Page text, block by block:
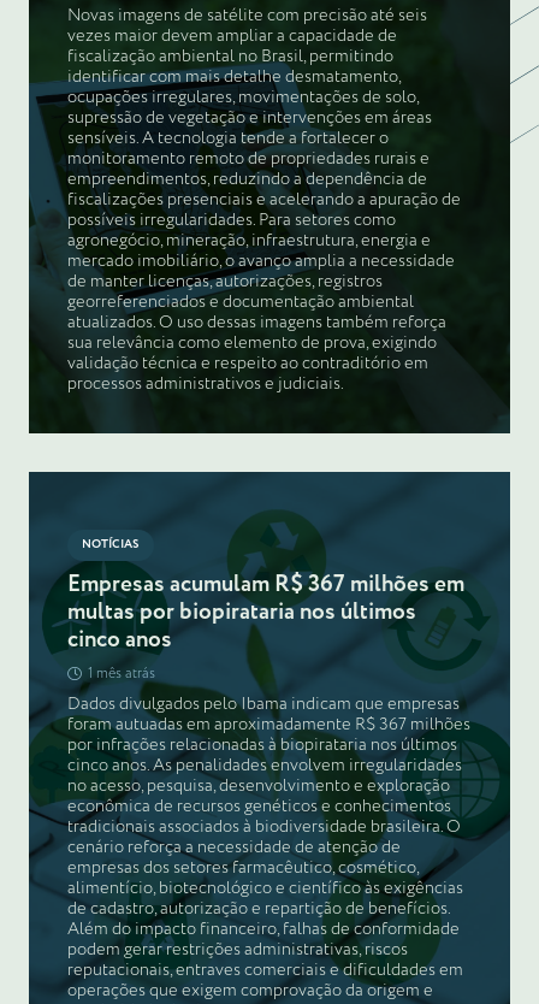
Novas imagens de satélite com precisão até seis
vezes maior devem ampliar a capacidade de
fiscalização ambiental no Brasil, permitindo
identificar com mais detalhe desmatamento,
ocupações irregulares, movimentações de solo,
supressão de vegetação e intervenções em áreas
sensíveis. A tecnologia tende a fortalecer o
monitoramento remoto de propriedades rurais e
empreendimentos, reduzindo a dependência de
fiscalizações presenciais e acelerando a apuração de
possíveis irregularidades. Para setores como
agronegócio, mineração, infraestrutura, energia e
mercado imobiliário, o avanço amplia a necessidade
de manter licenças, autorizações, registros
georreferenciados e documentação ambiental
atualizados. O uso dessas imagens também reforça
sua relevância como elemento de prova, exigindo
validação técnica e respeito ao contraditório em
processos administrativos e judiciais.
NOTÍCIAS
Empresas acumulam R$ 367 milhões em
multas por biopirataria nos últimos
cinco anos
1 mês atrás
Dados divulgados pelo Ibama indicam que empresas
foram autuadas em aproximadamente R$ 367 milhões
por infrações relacionadas à biopirataria nos últimos
cinco anos. As penalidades envolvem irregularidades
no acesso, pesquisa, desenvolvimento e exploração
econômica de recursos genéticos e conhecimentos
tradicionais associados à biodiversidade brasileira. O
cenário reforça a necessidade de atenção de
empresas dos setores farmacêutico, cosmético,
alimentício, biotecnológico e científico às exigências
de cadastro, autorização e repartição de benefícios.
Além do impacto financeiro, falhas de conformidade
podem gerar restrições administrativas, riscos
reputacionais, entraves comerciais e dificuldades em
operações que exigem comprovação da origem e